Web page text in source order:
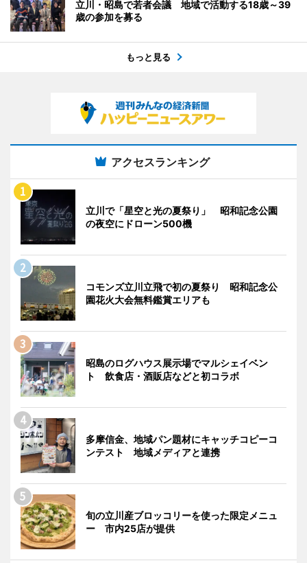
立川・昭島で若者会議 地域で活動する18歳～39
歳の参加を募る
もっと見る
アクセスランキング
立川で「星空と光の夏祭り」 昭和記念公園
の夜空にドローン500機
コモンズ立川立飛で初の夏祭り 昭和記念公
園花火大会無料鑑賞エリアも
昭島のログハウス展示場でマルシェイベン
ト 飲食店・酒販店などと初コラボ
多摩信金、地域パン題材にキャッチコピーコ
ンテスト 地域メディアと連携
旬の立川産ブロッコリーを使った限定メニュ
ー 市内25店が提供